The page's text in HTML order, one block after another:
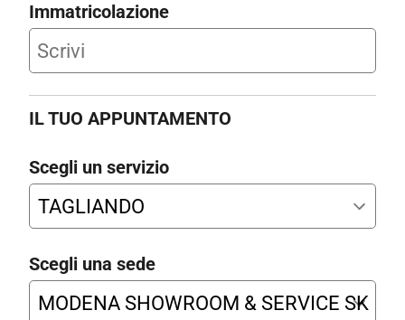
Immatricolazione
IL TUO APPUNTAMENTO
Scegli un servizio
Scegli una sede